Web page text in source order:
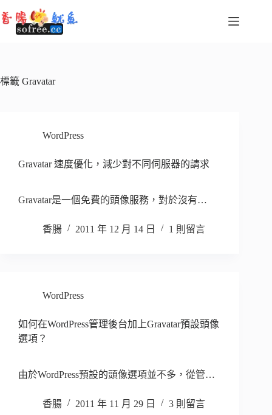
至
容
標籤 Gravatar
WordPress
Gravatar 速度優化，減少對不同伺服器的請求
Gravatar是一個免費的頭像服務，對於沒有…
香腸 2011 年 12 月 14 日 1 則留言
WordPress
如何在WordPress管理後台加上Gravatar預設頭像
選項？
由於WordPress預設的頭像選項並不多，從管…
香腸 2011 年 11 月 29 日 3 則留言